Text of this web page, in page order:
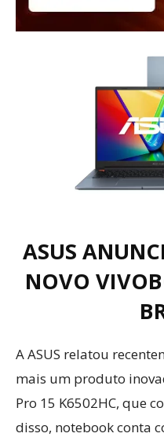
ASUS
NOVO
A ASUS relatou
mais um produto
Pro 15 K6502HC, que
disso, notebook conta